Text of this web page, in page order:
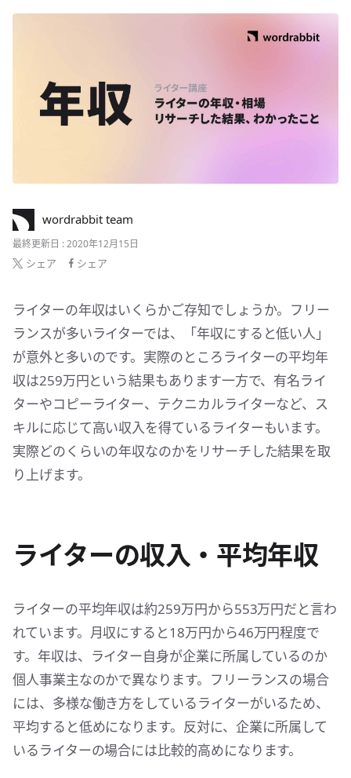
wordrabbit team
最終更新日 : 2020年12月15日
シェア シェア
ライターの年収はいくらかご存知でしょうか。フリー
ランスが多いライターでは、「年収にすると低い人」
が意外と多いのです。実際のところライターの平均年
収は259万円という結果もあります一方で、有名ライ
ターやコピーライター、テクニカルライターなど、ス
キルに応じて高い収入を得ているライターもいます。
実際どのくらいの年収なのかをリサーチした結果を取
り上げます。
ライターの収入・平均年収
ライターの平均年収は約259万円から553万円だと言わ
れています。月収にすると18万円から46万円程度で
す。年収は、ライター自身が企業に所属しているのか
個人事業主なのかで異なります。フリーランスの場合
には、多様な働き方をしているライターがいるため、
平均すると低めになります。反対に、企業に所属して
いるライターの場合には比較的高めになります。